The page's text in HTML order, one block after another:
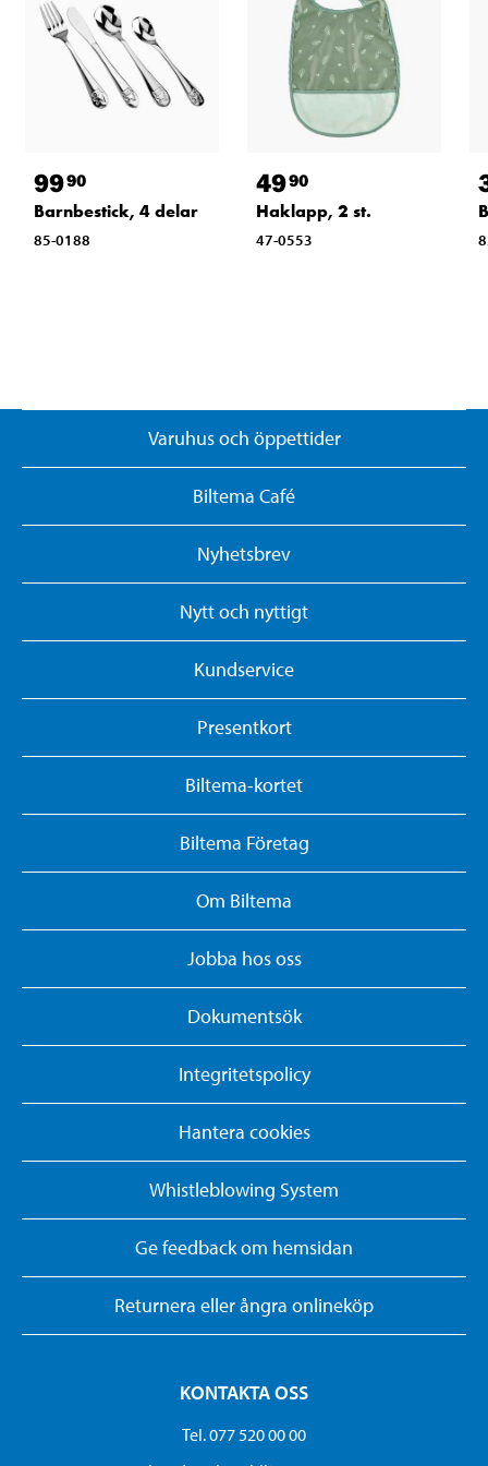
9990
Barnbestick, 4 delar
85-0188
4990
Haklapp, 2 st.
47-0553
Varuhus och öppettider
Biltema Café
Nyhetsbrev
Nytt och nyttigt
Kundservice
Presentkort
Biltema-kortet
Biltema Företag
Om Biltema
Jobba hos oss
Dokumentsök
Integritetspolicy
Hantera cookies
Whistleblowing System
Ge feedback om hemsidan
Returnera eller ångra onlineköp
KONTAKTA OSS
Tel. 077 520 00 00